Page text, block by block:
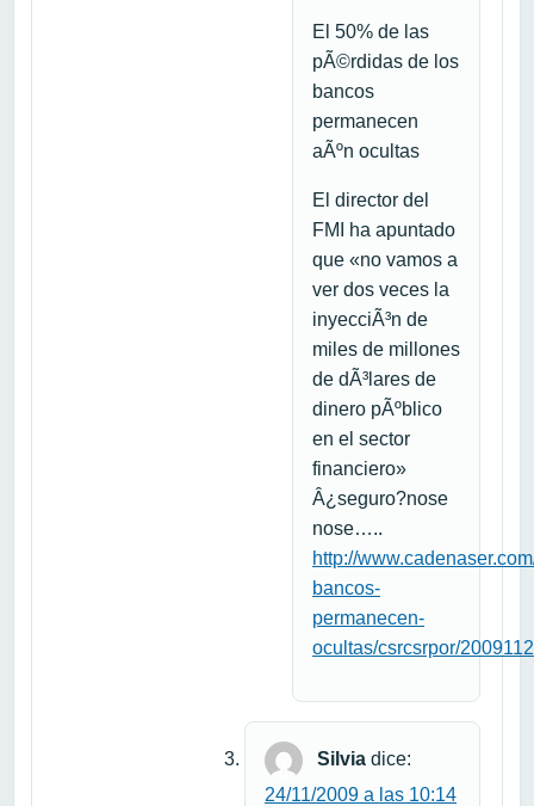
El 50% de las
pÃ©rdidas de los
bancos
permanecen
aÃºn ocultas
El director del
FMI ha apuntado
que «no vamos a
ver dos veces la
inyecciÃ³n de
miles de millones
de dÃ³lares de
dinero pÃºblico
en el sector
financiero»
Â¿seguro?nose
nose…..
http://
bancos-
permanecen-
ocultas/csrcsrpor/
Silvia dice:
24/11/2009 a las 10:14